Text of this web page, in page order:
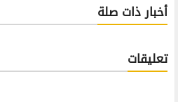
أخبار ذات صلة
تعليقات